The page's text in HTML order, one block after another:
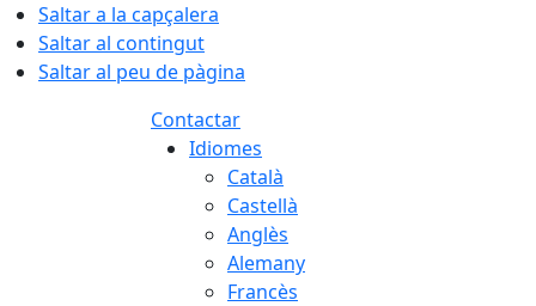
Saltar a la capçalera
Saltar al contingut
Saltar al peu de pàgina
Contactar
Idiomes
Català
Castellà
Anglès
Alemany
Francès